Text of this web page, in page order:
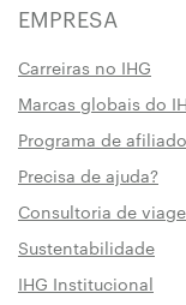
EMPRESA
Carreiras no IHG
Marcas globais do
Programa de
Precisa de ajuda?
Consultoria de
Sustentabilidade
IHG Institucional